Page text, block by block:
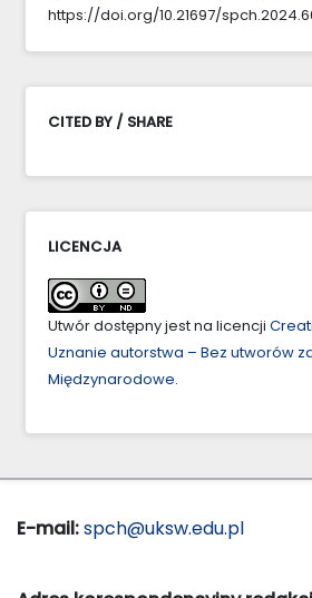
https://doi.org/10.21697/
CITED BY / SHARE
LICENCJA
Utwór dostępny jest na licencji
Uznanie autorstwa – Bez utworów
Międzynarodowe.
E-mail:spch@uksw.edu.pl